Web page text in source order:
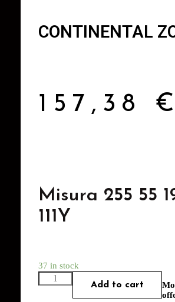
CONTINENTAL
157,38 €
Misura 255 55
111Y
37 in stock
Add to cart